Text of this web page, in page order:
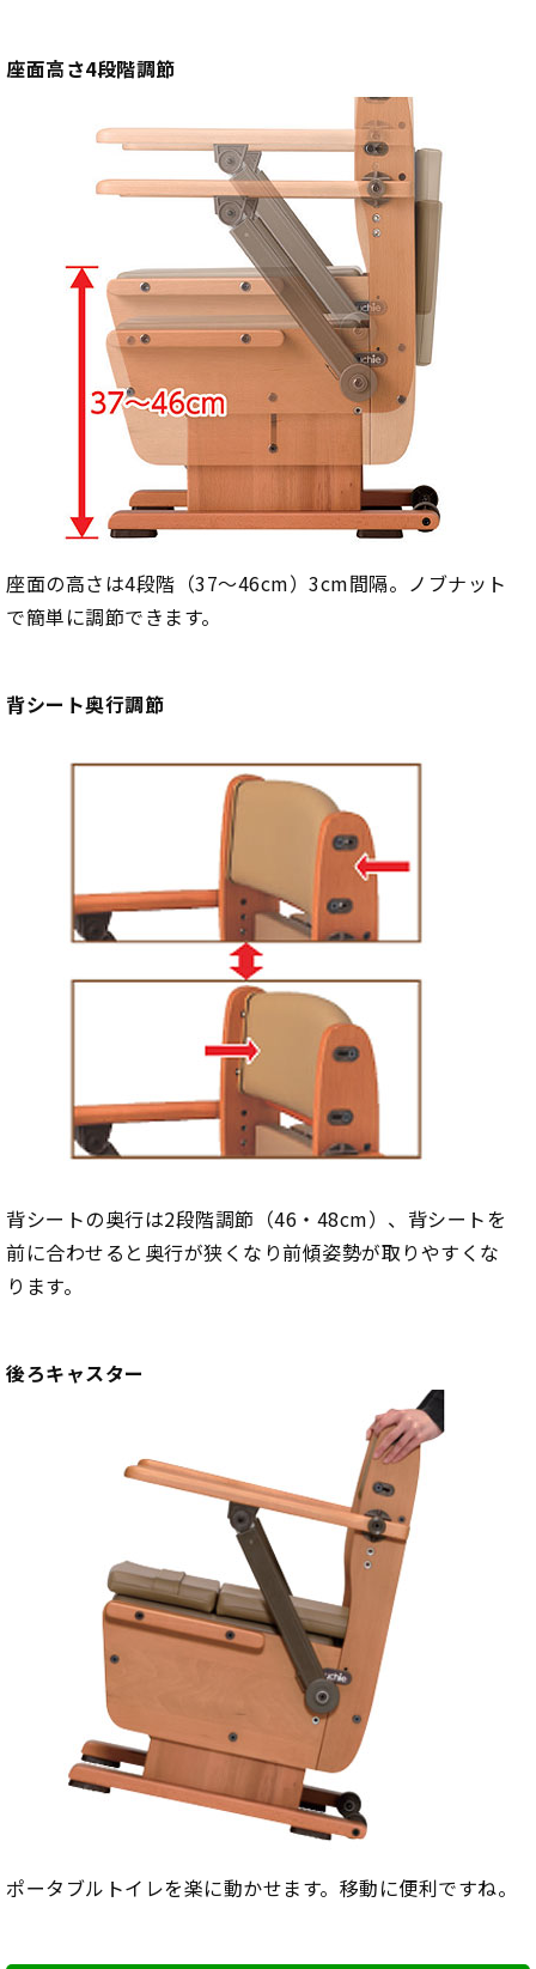
座面高さ4段階調節
座面の高さは4段階（37～46cm）3cm間隔。ノブナット
で簡単に調節できます。
背シート奥行調節
背シートの奥行は2段階調節（46・48cm）、背シートを
前に合わせると奥行が狭くなり前傾姿勢が取りやすくな
ります。
後ろキャスター
ポータブルトイレを楽に動かせます。移動に便利ですね。